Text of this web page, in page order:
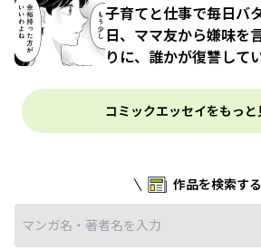
子育てと仕事で毎日バ
日、ママ友から嫌味を
りに、誰かが復讐して
コミックエッセイをもっと
作品を検索する